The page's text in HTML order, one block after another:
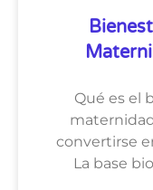
Qué es el
convertirse
La base